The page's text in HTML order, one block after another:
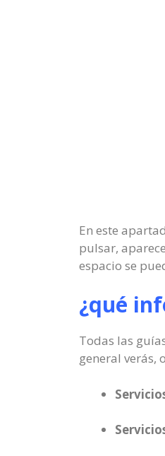
En este
pulsar,
espacio se
¿qué
Todas las
general verás,